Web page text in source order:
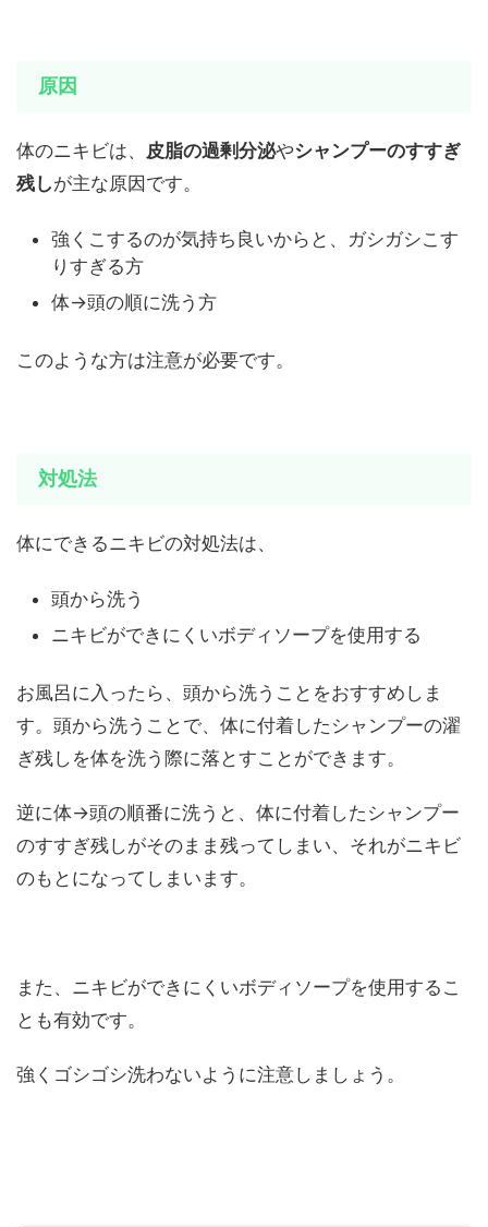
原因
体のニキビは、 皮脂の過剰分泌やシャンプーのすすぎ
残しが主な原因です。
強くこするのが気持ち良いからと、ガシガシこす
りすぎる方
体→頭の順に洗う方
このような方は注意が必要です。
対処法
体にできるニキビの対処法は、
頭から洗う
ニキビができにくいボディソープを使用する
お風呂に入ったら、頭から洗うことをおすすめしま
す。頭から洗うことで、体に付着したシャンプーの濯
ぎ残しを体を洗う際に落とすことができます。
逆に体→頭の順番に洗うと、体に付着したシャンプー
のすすぎ残しがそのまま残ってしまい、それがニキビ
のもとになってしまいます。
また、ニキビができにくいボディソープを使用するこ
とも有効です。
強くゴシゴシ洗わないように注意しましょう。